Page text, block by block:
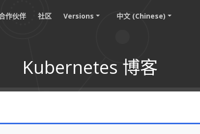
作伙伴 社区 Versions 中文 (Chinese)
Kubernetes 博客